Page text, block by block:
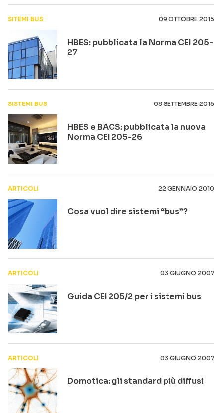
SITEMI BUS 09 OTTOBRE 2015
HBES: pubblicata la Norma CEI 205-
27
SISTEMI BUS 08 SETTEMBRE 2015
HBES e BACS: pubblicata la nuova
Norma CEI 205-26
ARTICOLI 22 GENNAIO 2010
Cosa vuol dire sistemi “bus”?
ARTICOLI 03 GIUGNO 2007
Guida CEI 205/2 per i sistemi bus
ARTICOLI 03 GIUGNO 2007
Domotica: gli standard più diffusi